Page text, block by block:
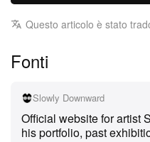
In sintonia con
2026, “No Go Elevator
Stanley Donwood,
mostra, molto attesa,
7 giugno e
Questo articolo è stato
Fonti
Slowly Downward
Official website for artist
his portfolio, past